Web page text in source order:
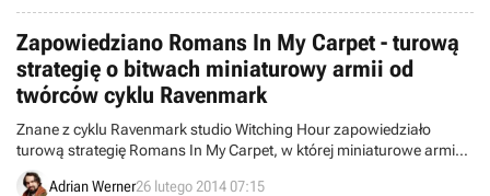
Zapowiedziano Romans In My Carpet - turową
strategię o bitwach miniaturowy armii od
twórców cyklu Ravenmark
Znane z cyklu Ravenmark studio Witching Hour zapowiedziało
turową strategię Romans In My Carpet, w której miniaturowe armie
będą toczyły wojny na podłodze jednego pokoju.
Adrian Werner26 lutego 2014 07:15